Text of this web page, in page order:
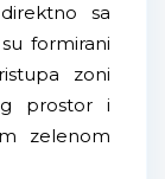
sa
formirani
zoni
prostor i
zelenom